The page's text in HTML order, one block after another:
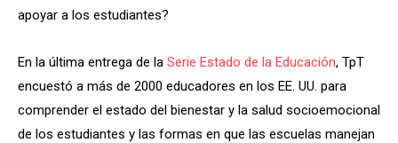
apoyar a los estudiantes?
En la última entrega de la Serie Estado de la Educación, TpT
encuestó a más de 2000 educadores en los EE. UU. para
comprender el estado del bienestar y la salud socioemocional
de los estudiantes y las formas en que las escuelas manejan